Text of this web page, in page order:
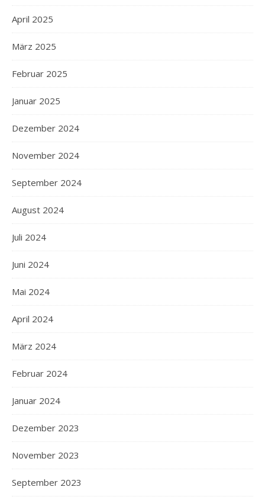
April 2025
März 2025
Februar 2025
Januar 2025
Dezember 2024
November 2024
September 2024
August 2024
Juli 2024
Juni 2024
Mai 2024
April 2024
März 2024
Februar 2024
Januar 2024
Dezember 2023
November 2023
September 2023